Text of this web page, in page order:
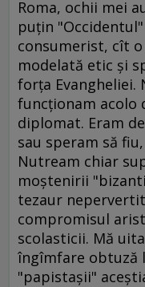
Roma, ochii mei
puţin "Occidentul"
consumerist, cît
modelată etic şi
forţa Evangheliei.
funcţionam acolo
diplomat. Eram
sau speram să
Nutream chiar
moştenirii
tezaur
compromisul
scolasticii. Mă
îngîmfare obtuză
"papistaşii"